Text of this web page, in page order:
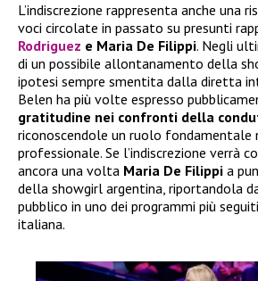
L’indiscrezione rappresenta anche una
voci circolate in passato su presunti
Rodriguez e Maria De Filippi. Negli
di un possibile allontanamento della
ipotesi sempre smentita dalla diretta
Belen ha più volte espresso
gratitudine nei confronti della
riconoscendole un ruolo fondamentale
professionale. Se l’indiscrezione verrà
ancora una volta Maria De Filippi a
della showgirl argentina, riportandola
pubblico in uno dei programmi più
italiana.